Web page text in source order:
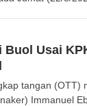
Usai
tangan (OTT)
Immanuel